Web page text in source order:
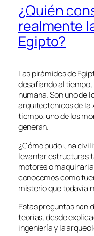
¿Quién
realmente
Egipto?
Las pirámides de
desafiando al tiempo,
humana. Son uno de
arquitectónicos de la
tiempo, uno de los
generan.
¿Cómo pudo una
levantar estructuras
motores o
conocemos cómo
misterio que todavía
Estas preguntas han
teorías, desde
ingeniería y la